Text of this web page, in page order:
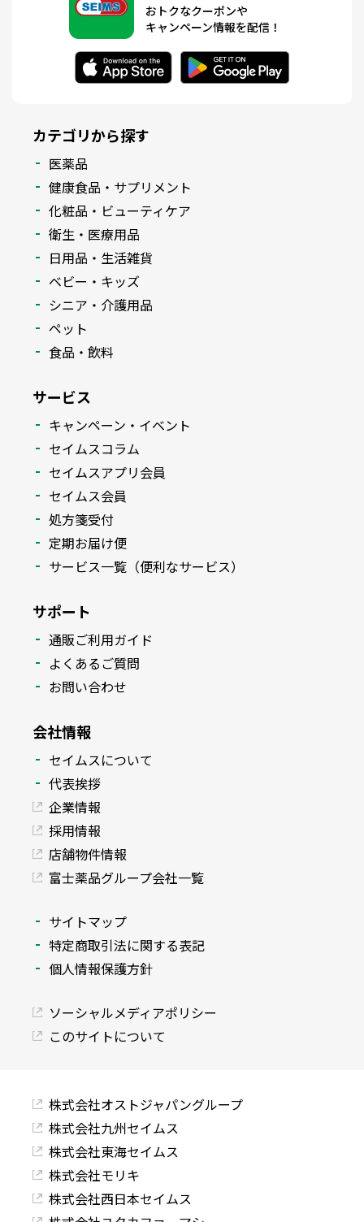
おトクなクーポンや
キャンペーン情報を配信！
カテゴリから探す
医薬品
健康食品・サプリメント
化粧品・ビューティケア
衛生・医療用品
日用品・生活雑貨
ベビー・キッズ
シニア・介護用品
ペット
食品・飲料
サービス
キャンペーン・イベント
セイムスコラム
セイムスアプリ会員
セイムス会員
処方箋受付
定期お届け便
サービス一覧（便利なサービス）
サポート
通販ご利用ガイド
よくあるご質問
お問い合わせ
会社情報
セイムスについて
代表挨拶
企業情報
採用情報
店舗物件情報
富士薬品グループ会社一覧
サイトマップ
特定商取引法に関する表記
個人情報保護方針
ソーシャルメディアポリシー
このサイトについて
株式会社オストジャパングループ
株式会社九州セイムス
株式会社東海セイムス
株式会社モリキ
株式会社西日本セイムス